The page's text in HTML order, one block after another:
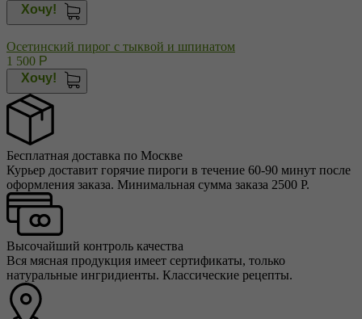
Хочу!
Осетинский пирог с тыквой и шпинатом
1 500 Р
Хочу!
Бесплатная доставка по Москве
Курьер доставит горячие пироги в течение 60-90 минут после
оформления заказа. Минимальная сумма заказа 2500 Р.
Высочайший контроль качества
Вся мясная продукция имеет сертификаты, только
натуральные ингридиенты. Классические рецепты.